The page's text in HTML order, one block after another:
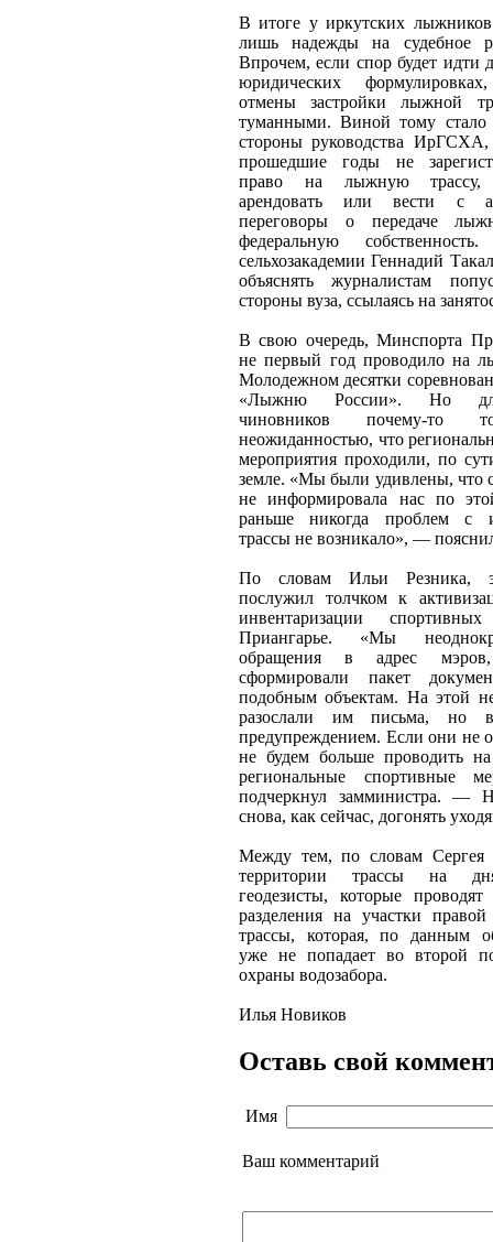
В итоге у иркутских
лишь надежды на судебное
Впрочем, если спор будет идти
юридических
отмены застройки лыжной
туманными. Виной тому стало
стороны руководства ИрГСХА,
прошедшие годы не
право на лыжную трассу,
арендовать или вести с
переговоры о передаче
федеральную
сельхозакадемии Геннадий
объяснять журналистам
стороны вуза, ссылаясь на
В свою очередь, Минспорта
не первый год проводило на
Молодежном десятки
«Лыжню России». Но
чиновников почему-то
неожиданностью, что
мероприятия проходили, по
земле. «Мы были удивлены, что
не информировала нас по
раньше никогда проблем с
трассы не возникало», —
По словам Ильи Резника,
послужил толчком к
инвентаризации
Приангарье. «Мы
обращения в адрес
сформировали пакет
подобным объектам. На этой
разослали им письма, но
предупреждением. Если они не
не будем больше проводить
региональные спортивные
подчеркнул замминистра. —
снова, как сейчас, догонять
Между тем, по словам Сергея
территории трассы на
геодезисты, которые
разделения на участки
трассы, которая, по данным
уже не попадает во второй
охраны водозабора.
Илья Новиков
Оставь свой
Имя
Ваш комментарий